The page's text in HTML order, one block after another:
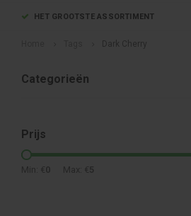
HET GROOTSTE ASSORTIMENT
Dark Cherry
Categorieën
Prijs
Min: € 0 Max: € 5